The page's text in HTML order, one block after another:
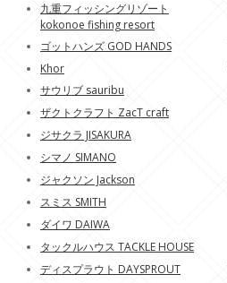
九重フィッシングリゾート
kokonoe fishing resort
ゴットハンズ GOD HANDS
Khor
サウリブ sauribu
ザクトクラフト ZacT craft
ジサクラ JISAKURA
シマノ SIMANO
ジャクソン Jackson
スミス SMITH
ダイワ DAIWA
タックルハウス TACKLE HOUSE
ディスプラウト DAYSPROUT